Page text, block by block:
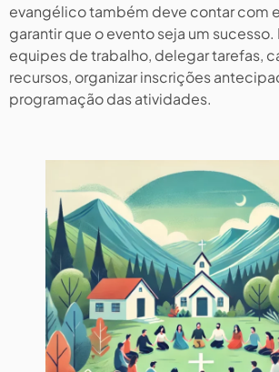
evangélico também deve contar com
garantir que o evento seja um
equipes de trabalho, delegar tarefas,
recursos, organizar inscrições
programação das atividades.